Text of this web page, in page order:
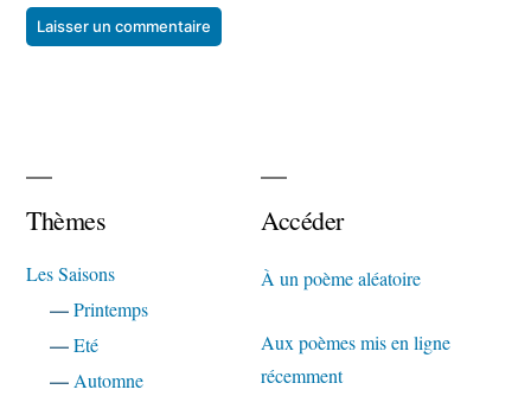
Thèmes
Les Saisons
—Printemps
—Eté
—Automne
Accéder
À un poème aléatoire
Aux poèmes mis en ligne
récemment